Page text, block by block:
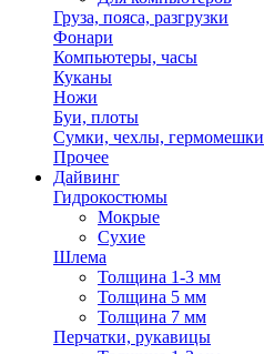
Груза, пояса, разгрузки
Фонари
Компьютеры, часы
Куканы
Ножи
Буи, плоты
Сумки, чехлы, гермомешки
Прочее
Дайвинг
Гидрокостюмы
Мокрые
Сухие
Шлема
Толщина 1-3 мм
Толщина 5 мм
Толщина 7 мм
Перчатки, рукавицы